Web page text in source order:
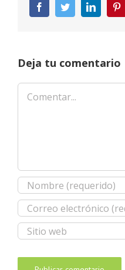
FacebookTwitterLinkedIn
Deja tu comentario
Comentar